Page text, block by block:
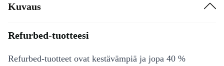
Kuvaus
Refurbed-tuotteesi
Refurbed-tuotteet ovat kestävämpiä ja jopa 40 %